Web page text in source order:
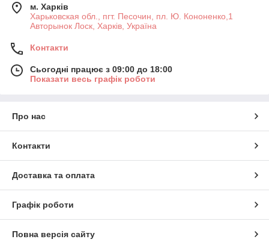
м. Харків
Харьковская обл., пгт. Песочин, пл. Ю. Кононенко,1
Авторынок Лоск, Харків, Україна
Контакти
Сьогодні працює з 09:00 до 18:00
Показати весь графік роботи
Про нас
Контакти
Доставка та оплата
Графік роботи
Повна версія сайту